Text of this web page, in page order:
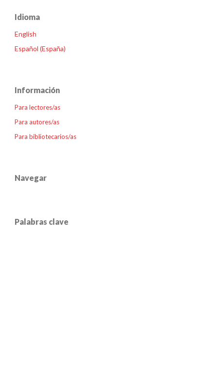
Idioma
English
Español (España)
Información
Para lectores/as
Para autores/as
Para bibliotecarios/as
Navegar
Palabras clave